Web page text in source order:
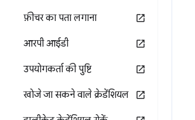
फ़ीचर का पता लगाना
आरपी आईडी
उपयोगकर्ता की पुष्टि
खोजे जा सकने वाले क्रेडेंशियल